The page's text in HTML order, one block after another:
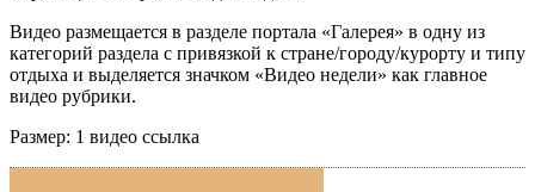
Видео размещается в разделе портала «Галерея» в одну из
категорий раздела с привязкой к стране/городу/курорту и типу
отдыха и выделяется значком «Видео недели» как главное
видео рубрики.
Размер: 1 видео ссылка